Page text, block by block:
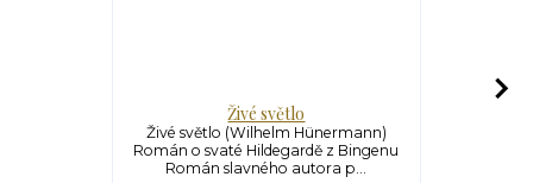
Živé světlo
Živé světlo (Wilhelm Hünermann)
Román o svaté Hildegardě z Bingenu
Román slavného autora p...